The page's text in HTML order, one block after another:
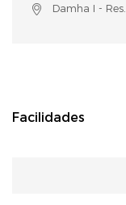
Damha I -
Facilidades